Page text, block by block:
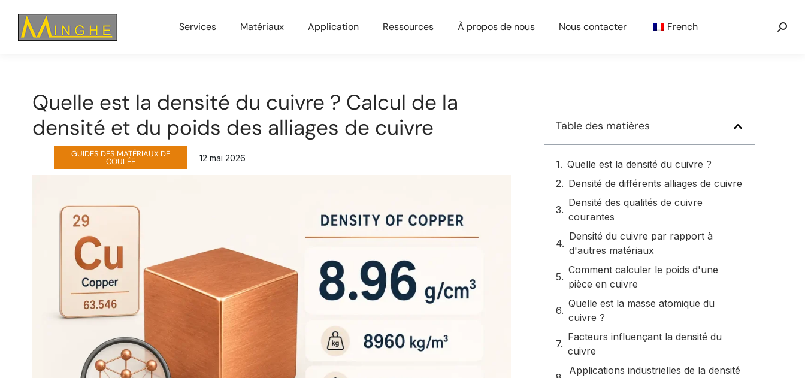
Services Matériaux Application Ressources À propos de nous Nous contacter French
Quelle est la densité du cuivre ? Calcul de la
densité et du poids des alliages de cuivre
12 mai 2026
GUIDES DES MATÉRIAUX DE
COULÉE
Table des matières
Quelle est la densité du cuivre ?
Densité de différents alliages de cuivre
Densité des qualités de cuivre
courantes
Densité du cuivre par rapport à
d'autres matériaux
Comment calculer le poids d'une
pièce en cuivre
Quelle est la masse atomique du
cuivre ?
Facteurs influençant la densité du
cuivre
Applications industrielles de la densité